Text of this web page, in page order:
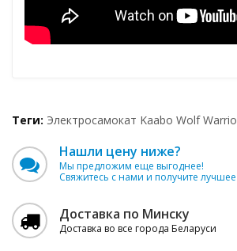
Теги: Электросамокат Kaabo Wolf
Нашли цену ниже?
Мы предложим еще выгоднее!
Свяжитесь с нами и получите
Доставка по Минску
Доставка во все города Беларуси